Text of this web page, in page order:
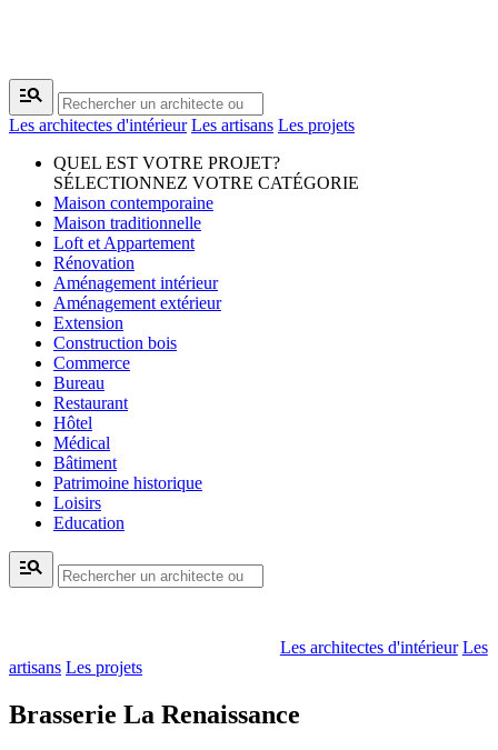
manage_search
Les architectes d'intérieur Les artisans Les projets
QUEL EST VOTRE PROJET?
SÉLECTIONNEZ VOTRE CATÉGORIE
Maison contemporaine
Maison traditionnelle
Loft et Appartement
Rénovation
Aménagement intérieur
Aménagement extérieur
Extension
Construction bois
Commerce
Bureau
Restaurant
Hôtel
Médical
Bâtiment
Patrimoine historique
Loisirs
Education
manage_search
Les architectes d'intérieur Les
artisans Les projets
Brasserie La Renaissance